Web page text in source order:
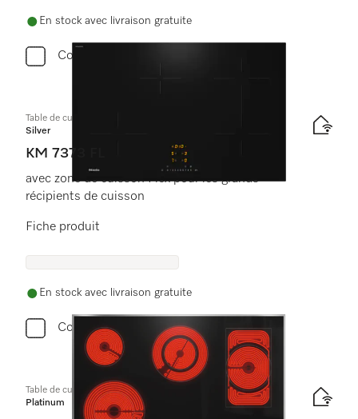
En stock avec livraison gratuite
Comparer
Table de cuisson à induction
Silver
KM 7373 FL
avec zone de cuisson Flex pour les grands
récipients de cuisson
Fiche produit
En stock avec livraison gratuite
Comparer
Table de cuisson vitrocéramique
Platinum